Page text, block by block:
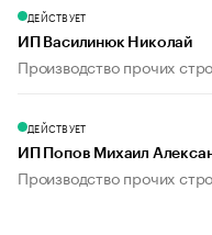
ДЕЙСТВУЕТ
ИП Василинюк Николай
Производство прочих
ДЕЙСТВУЕТ
ИП Попов Михаил
Производство прочих